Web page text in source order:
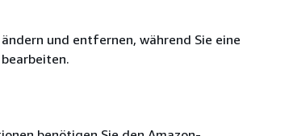
und entfernen, während Sie eine